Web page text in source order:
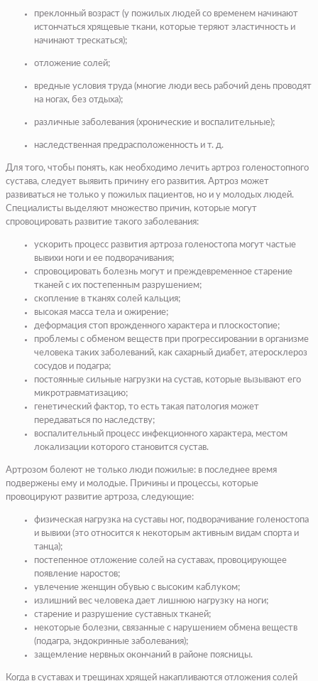
преклонный возраст (у пожилых людей со временем начинают
истончаться хрящевые ткани, которые теряют эластичность и
начинают трескаться);
отложение солей;
вредные условия труда (многие люди весь рабочий день проводят
на ногах, без отдыха);
различные заболевания (хронические и воспалительные);
наследственная предрасположенность и т. д.
Для того, чтобы понять, как необходимо лечить артроз голеностопного
сустава, следует выявить причину его развития. Артроз может
развиваться не только у пожилых пациентов, но и у молодых людей.
Специалисты выделяют множество причин, которые могут
спровоцировать развитие такого заболевания:
ускорить процесс развития артроза голеностопа могут частые
вывихи ноги и ее подворачивания;
спровоцировать болезнь могут и преждевременное старение
тканей с их постепенным разрушением;
скопление в тканях солей кальция;
высокая масса тела и ожирение;
деформация стоп врожденного характера и плоскостопие;
проблемы с обменом веществ при прогрессировании в организме
человека таких заболеваний, как сахарный диабет, атеросклероз
сосудов и подагра;
постоянные сильные нагрузки на сустав, которые вызывают его
микротравматизацию;
генетический фактор, то есть такая патология может
передаваться по наследству;
воспалительный процесс инфекционного характера, местом
локализации которого становится сустав.
Артрозом болеют не только люди пожилые: в последнее время
подвержены ему и молодые. Причины и процессы, которые
провоцируют развитие артроза, следующие:
физическая нагрузка на суставы ног, подворачивание голеностопа
и вывихи (это относится к некоторым активным видам спорта и
танца);
постепенное отложение солей на суставах, провоцирующее
появление наростов;
увлечение женщин обувью с высоким каблуком;
излишний вес человека дает лишнюю нагрузку на ноги;
старение и разрушение суставных тканей;
некоторые болезни, связанные с нарушением обмена веществ
(подагра, эндокринные заболевания);
защемление нервных окончаний в районе поясницы.
Когда в суставах и трещинах хрящей накапливаются отложения солей